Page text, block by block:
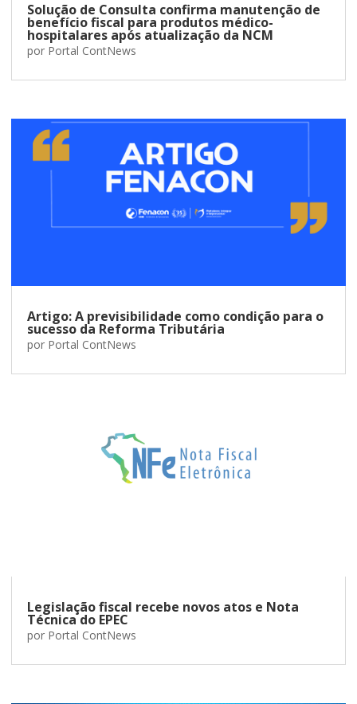
Solução de Consulta confirma manutenção de
benefício fiscal para produtos médico-
hospitalares após atualização da NCM
por Portal ContNews
Artigo: A previsibilidade como condição para o
sucesso da Reforma Tributária
por Portal ContNews
Legislação fiscal recebe novos atos e Nota
Técnica do EPEC
por Portal ContNews